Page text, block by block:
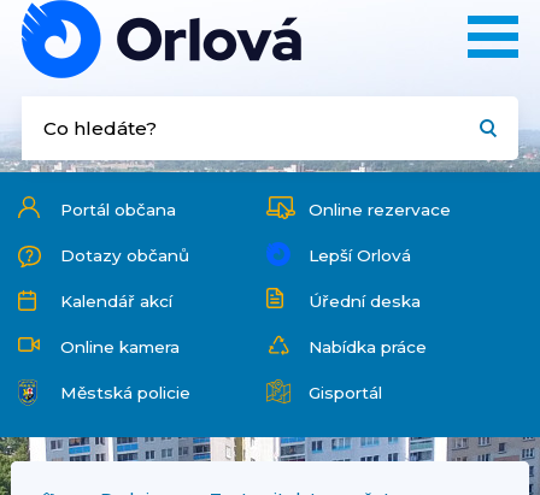
Portál občana Online rezervace
Dotazy občanů Lepší Orlová
Kalendář akcí Úřední deska
Online kamera Nabídka práce
Městská policie Gisportál